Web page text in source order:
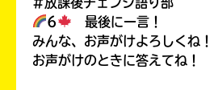
6
最後に一言！
みんな、お声がけよろしくね！
お声がけのときに答えてね！